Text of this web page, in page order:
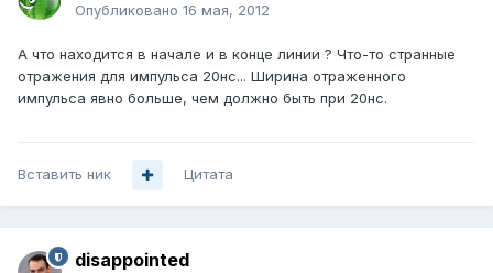
Опубликовано 16 мая, 2012
А что находится в начале и в конце линии ? Что-то странные
отражения для импульса 20нс... Ширина отраженного
импульса явно больше, чем должно быть при 20нс.
Вставить ник Цитата
disappointed